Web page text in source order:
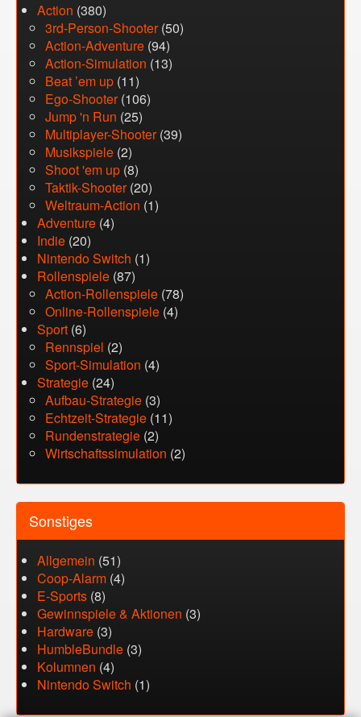
Action (380)
3rd-Person-Shooter(50)
Action-Adventure (94)
Action-Simulation (13)
Beat ’em up (11)
Ego-Shooter(106)
Jump 'n Run (25)
Multiplayer-Shooter(39)
Musikspiele (2)
Shoot 'em up (8)
Taktik-Shooter(20)
Weltraum-Action (1)
Adventure (4)
Indie (20)
Nintendo Switch (1)
Rollenspiele (87)
Action-Rollenspiele (78)
Online-Rollenspiele (4)
Sport (6)
Rennspiel (2)
Sport-Simulation (4)
Strategie (24)
Aufbau-Strategie (3)
Echtzeit-Strategie (11)
Rundenstrategie (2)
Wirtschaftssimulation (2)
Sonstiges
Allgemein (51)
Coop-Alarm (4)
E-Sports (8)
Gewinnspiele & Aktionen (3)
Hardware (3)
HumbleBundle (3)
Kolumnen (4)
Nintendo Switch (1)